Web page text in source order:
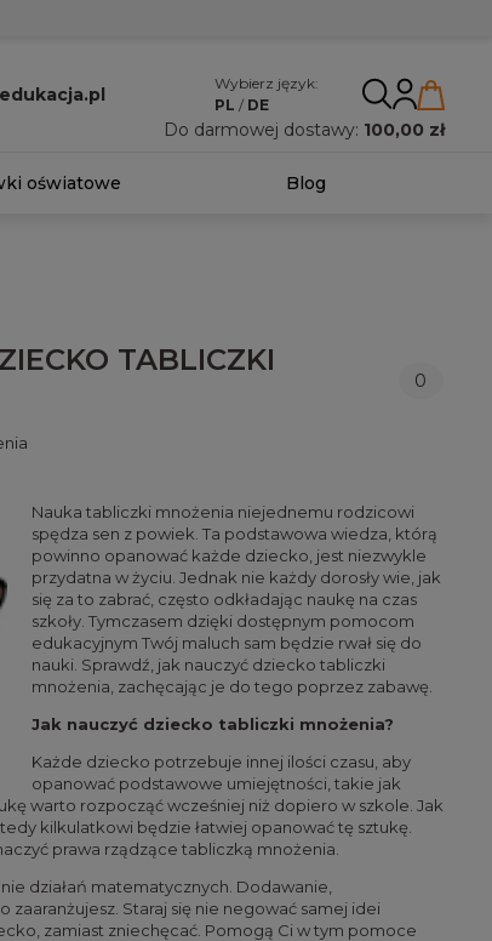
Wybierz język:
PL / DE
Do darmowej dostawy: 100,00 zł
oświatowe Blog
TABLICZKI
0
Nauka tabliczki mnożenia niejednemu rodzicowi
spędza sen z powiek. Ta podstawowa wiedza, którą
powinno opanować każde dziecko, jest niezwykle
przydatna w życiu. Jednak nie każdy dorosły wie, jak
się za to zabrać, często odkładając naukę na czas
szkoły. Tymczasem dzięki dostępnym pomocom
edukacyjnym Twój maluch sam będzie rwał się do
nauki. Sprawdź, jak nauczyć dziecko tabliczki
mnożenia, zachęcając je do tego poprzez zabawę.
Jak nauczyć dziecko tabliczki mnożenia?
Każde dziecko potrzebuje innej ilości czasu, aby
opanować podstawowe umiejętności, takie jak
warto rozpocząć wcześniej niż dopiero w szkole. Jak
kilkulatkowi będzie łatwiej opanować tę sztukę.
prawa rządzące tabliczką mnożenia.
działań matematycznych. Dodawanie,
Staraj się nie negować samej idei
zamiast zniechęcać. Pomogą Ci w tym pomoce